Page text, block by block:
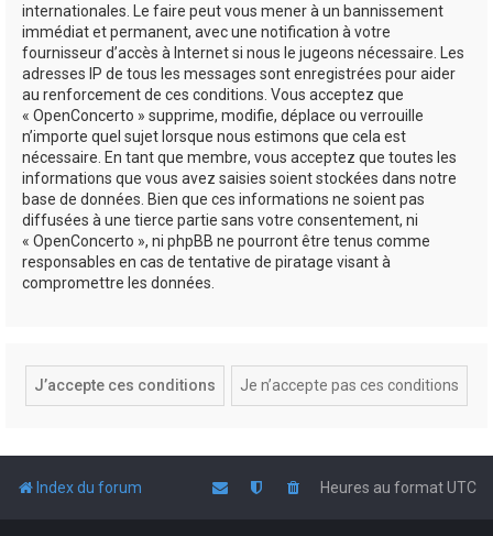
internationales. Le faire peut vous mener à un bannissement
immédiat et permanent, avec une notification à votre
fournisseur d’accès à Internet si nous le jugeons nécessaire. Les
adresses IP de tous les messages sont enregistrées pour aider
au renforcement de ces conditions. Vous acceptez que
« OpenConcerto » supprime, modifie, déplace ou verrouille
n’importe quel sujet lorsque nous estimons que cela est
nécessaire. En tant que membre, vous acceptez que toutes les
informations que vous avez saisies soient stockées dans notre
base de données. Bien que ces informations ne soient pas
diffusées à une tierce partie sans votre consentement, ni
« OpenConcerto », ni phpBB ne pourront être tenus comme
responsables en cas de tentative de piratage visant à
compromettre les données.
Index du forum Heures au formatUTC